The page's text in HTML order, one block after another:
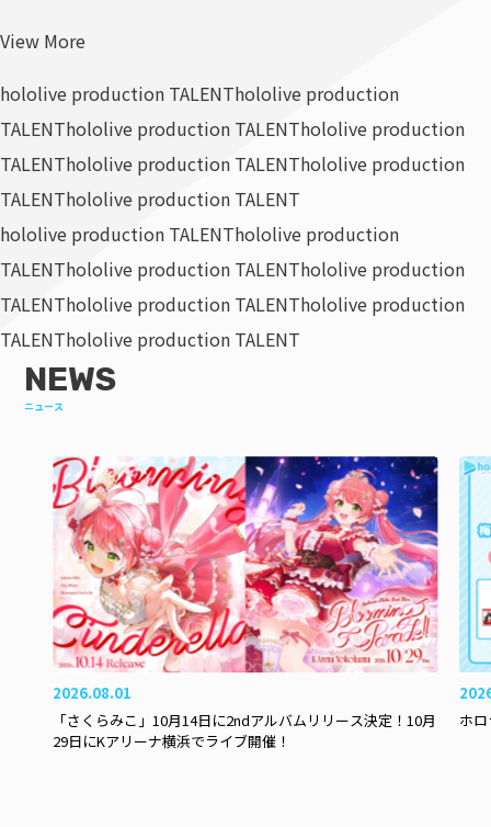
View More
hololive production TALENThololive production
TALENThololive production TALENThololive production
TALENThololive production TALENThololive production
TALENThololive production TALENT
hololive production TALENThololive production
TALENThololive production TALENThololive production
TALENThololive production TALENThololive production
TALENThololive production TALENT
NEWS
ニュース
2026.08.01
「さくらみこ」10月14日に2ndアルバムリリース決定！10月
29日にKアリーナ横浜でライブ開催！
ホ